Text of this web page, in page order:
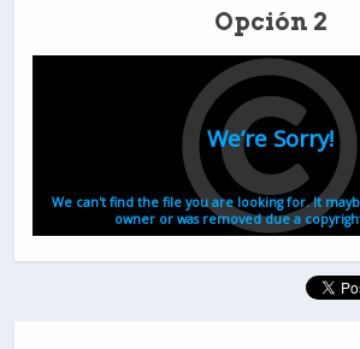
Opción 2